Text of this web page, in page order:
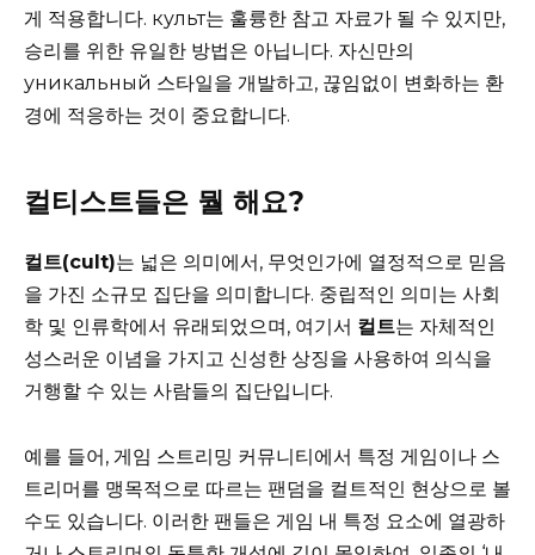
게 적용합니다. культ는 훌륭한 참고 자료가 될 수 있지만,
승리를 위한 유일한 방법은 아닙니다. 자신만의
уникальный 스타일을 개발하고, 끊임없이 변화하는 환
경에 적응하는 것이 중요합니다.
컬티스트들은 뭘 해요?
컬트(cult)는 넓은 의미에서, 무엇인가에 열정적으로 믿음
을 가진 소규모 집단을 의미합니다. 중립적인 의미는 사회
학 및 인류학에서 유래되었으며, 여기서 컬트는 자체적인
성스러운 이념을 가지고 신성한 상징을 사용하여 의식을
거행할 수 있는 사람들의 집단입니다.
예를 들어, 게임 스트리밍 커뮤니티에서 특정 게임이나 스
트리머를 맹목적으로 따르는 팬덤을 컬트적인 현상으로 볼
수도 있습니다. 이러한 팬들은 게임 내 특정 요소에 열광하